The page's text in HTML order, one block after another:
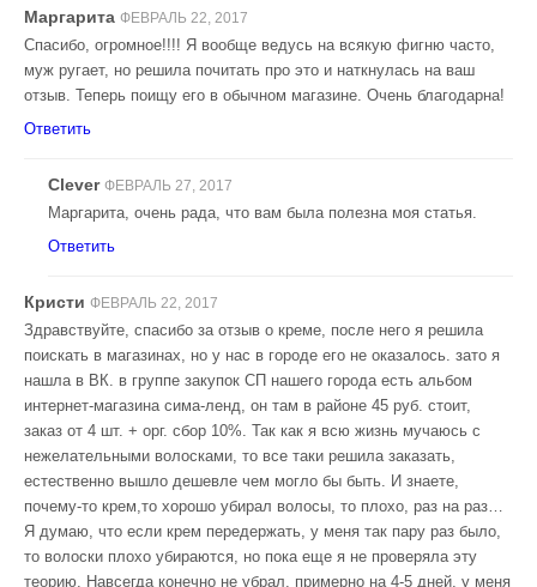
Маргарита ФЕВРАЛЬ 22, 2017
Спасибо, огромное!!!! Я вообще ведусь на всякую фигню часто,
муж ругает, но решила почитать про это и наткнулась на ваш
отзыв. Теперь поищу его в обычном магазине. Очень благодарна!
Ответить
Clever ФЕВРАЛЬ 27, 2017
Маргарита, очень рада, что вам была полезна моя статья.
Ответить
Кристи ФЕВРАЛЬ 22, 2017
Здравствуйте, спасибо за отзыв о креме, после него я решила
поискать в магазинах, но у нас в городе его не оказалось. зато я
нашла в ВК. в группе закупок СП нашего города есть альбом
интернет-магазина сима-ленд, он там в районе 45 руб. стоит,
заказ от 4 шт. + орг. сбор 10%. Так как я всю жизнь мучаюсь с
нежелательными волосками, то все таки решила заказать,
естественно вышло дешевле чем могло бы быть. И знаете,
почему-то крем,то хорошо убирал волосы, то плохо, раз на раз…
Я думаю, что если крем передержать, у меня так пару раз было,
то волоски плохо убираются, но пока еще я не проверяла эту
теорию. Навсегда конечно не убрал, примерно на 4-5 дней, у меня